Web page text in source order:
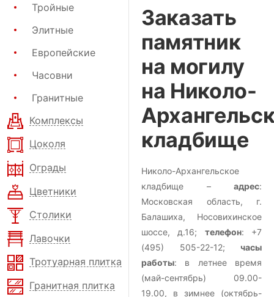
Тройные
Элитные
Европейские
Часовни
Гранитные
Комплексы
Цоколя
Ограды
Цветники
Столики
Лавочки
Тротуарная плитка
Гранитная плитка
Заказать
памятник
на могилу
на Николо-
кладбище
Николо-Архангельское
кладбище – адрес:
Московская область, г.
Балашиха, Носовихинское
шоссе, д.16; телефон: +7
(495) 505-22-12; часы
работы: в летнее время
(май-сентябрь) 09.00-
19.00, в зимнее (октябрь-